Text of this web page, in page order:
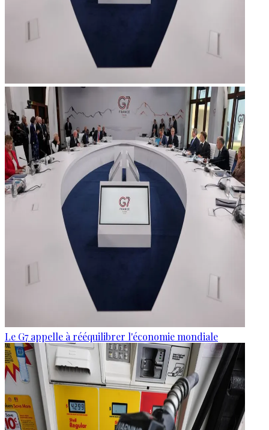
Le G7 appelle à rééquilibrer l'économie mondiale